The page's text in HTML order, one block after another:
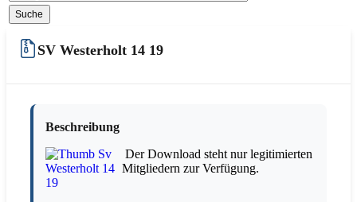
SV Westerholt 14 19
Beschreibung
Der Download steht nur legitimierten
Mitgliedern zur Verfügung.